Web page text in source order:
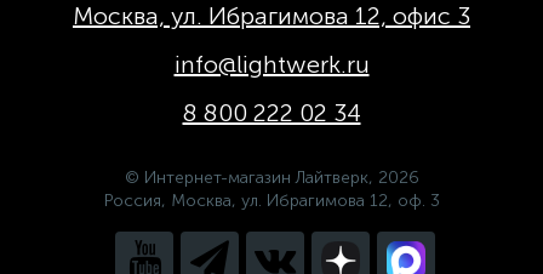
Москва, ул. Ибрагимова 12, офис 3
info@lightwerk.ru
8 800 222 02 34
© Интернет-магазин Лайтверк, 2026
Россия, Москва, ул. Ибрагимова 12, оф. 3